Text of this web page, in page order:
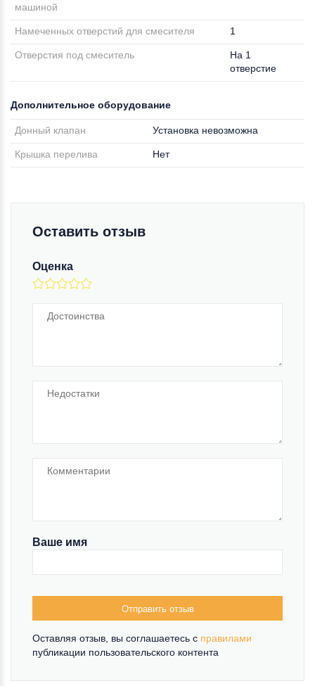
машиной
Намеченных отверстий для смесителя 1
Отверстия под смеситель
На 1
отверстие
Дополнительное оборудование
Донный клапан Установка невозможна
Крышка перелива Нет
Оставить отзыв
Оценка
Ваше имя
Отправить отзыв
Оставляя отзыв, вы соглашаетесь c правилами
публикации пользовательского контента